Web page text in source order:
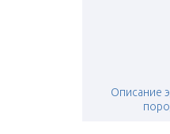
Описание